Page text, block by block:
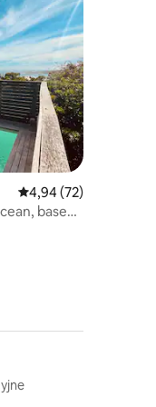
Średnia ocena: 4,94
4,94 (72)
basen